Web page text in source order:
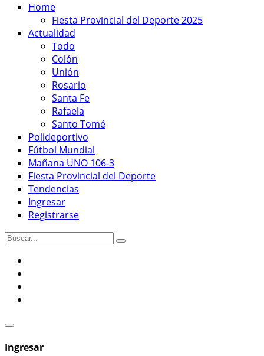
Home
Fiesta Provincial del Deporte 2025
Actualidad
Todo
Colón
Unión
Rosario
Santa Fe
Rafaela
Santo Tomé
Polideportivo
Fútbol Mundial
Mañana UNO 106-3
Fiesta Provincial del Deporte
Tendencias
Ingresar
Registrarse
Ingresar